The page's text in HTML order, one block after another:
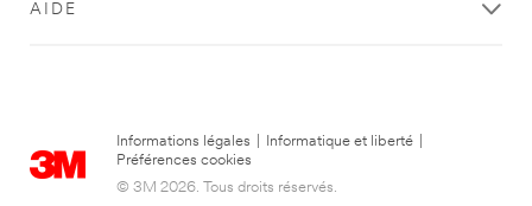
AIDE
Informations légales Informatique et liberté
Préférences cookies
© 3M 2026. Tous droits réservés.